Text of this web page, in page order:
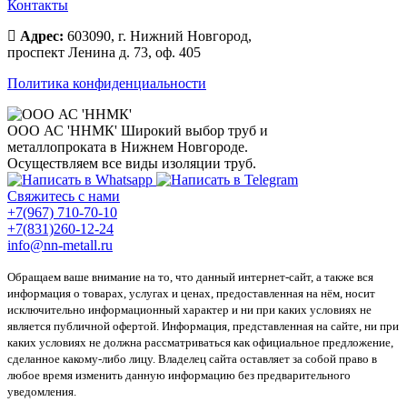
Контакты
Адрес: 603090, г. Нижний Новгород,
проспект Ленина д. 73, оф. 405
Политика конфиденциальности
ООО АС 'ННМК' Широкий выбор труб и
металлопроката в Нижнем Новгороде.
Осуществляем все виды изоляции труб.
Свяжитесь с нами
+7(967) 710-70-10
+7(831)260-12-24
info@nn-metall.ru
Обращаем ваше внимание на то, что данный интернет-сайт, а также вся
информация о товарах, услугах и ценах, предоставленная на нём, носит
исключительно информационный характер и ни при каких условиях не
является публичной офертой. Информация, представленная на сайте, ни при
каких условиях не должна рассматриваться как официальное предложение,
сделанное какому-либо лицу. Владелец сайта оставляет за собой право в
любое время изменить данную информацию без предварительного
уведомления.